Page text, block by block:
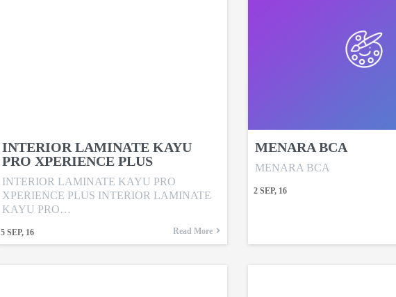
INTERIOR LAMINATE KAYU
PRO XPERIENCE PLUS
5 SEP, 16
INTERIOR LAMINATE KAYU PRO
XPERIENCE PLUS INTERIOR LAMINATE
KAYU PRO…
Read More
MENARA BCA
2 SEP, 16
MENARA BCA